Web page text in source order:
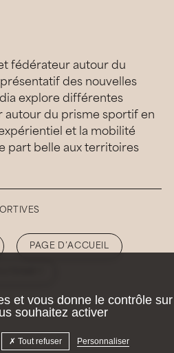
fédérateur autour du
des nouvelles
explore différentes
autour du prisme sportif en
et la mobilité
part belle aux territoires
PAGE D’ACCUEIL
et vous donne le contrôle sur
souhaitez activer
Tout refuser Personnaliser